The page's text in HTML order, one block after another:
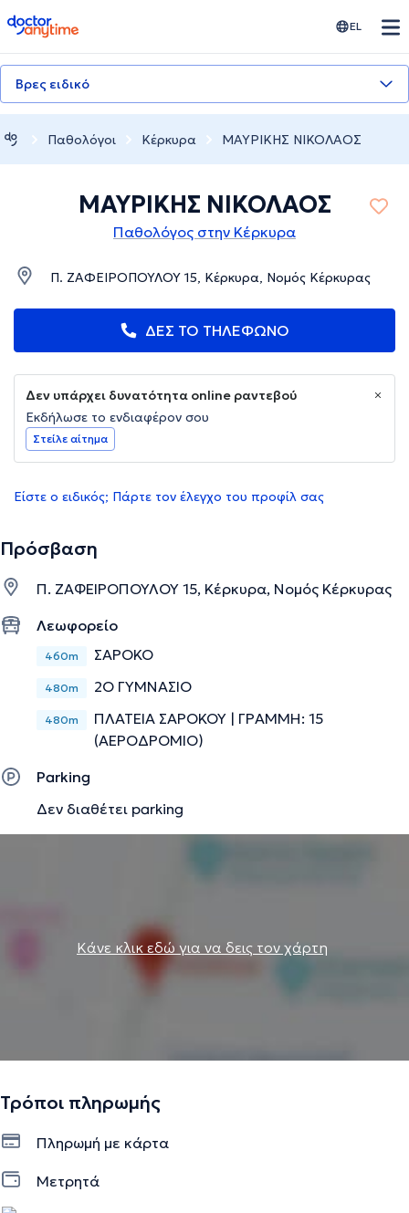
doctoranytime EL
Βρες ειδικό
Παθολόγοι Κέρκυρα ΜΑΥΡΙΚΗΣ ΝΙΚΟΛΑΟΣ
ΜΑΥΡΙΚΗΣ ΝΙΚΟΛΑΟΣ
Παθολόγος στην Κέρκυρα
Π. ΖΑΦΕΙΡΟΠΟΥΛΟΥ 15, Κέρκυρα, Νομός Κέρκυρας
ΔΕΣ ΤΟ ΤΗΛΕΦΩΝΟ
Δεν υπάρχει δυνατότητα online ραντεβού
Εκδήλωσε το ενδιαφέρον σου
Στείλε αίτημα
Είστε ο ειδικός; Πάρτε τον έλεγχο του προφίλ σας
Πρόσβαση
Π. ΖΑΦΕΙΡΟΠΟΥΛΟΥ 15, Κέρκυρα, Νομός Κέρκυρας
Λεωφορείο
460m ΣΑΡΟΚΟ
480m 2Ο ΓΥΜΝΑΣΙΟ
480m
ΠΛΑΤΕΙΑ ΣΑΡΟΚΟΥ | ΓΡΑΜΜΗ: 15
(ΑΕΡΟΔΡΟΜΙΟ)
Parking
Δεν διαθέτει parking
Κάνε κλικ εδώ για να δεις τον χάρτη
Τρόποι πληρωμής
Πληρωμή με κάρτα
Μετρητά